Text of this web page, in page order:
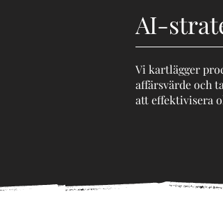
AI-
Vi kartlägger
affärsvärde och
att effektivisera